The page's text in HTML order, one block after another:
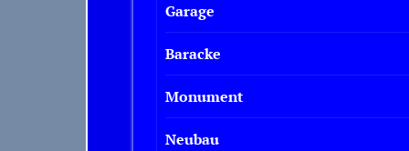
GEBÄUDEVERSICHERUNG
Vermietete Wohnimmobilien
Garage
Baracke
Monument
Neubau